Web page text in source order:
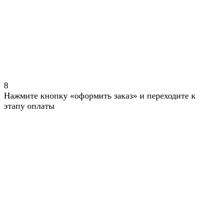
8
Нажмите кнопку «оформить заказ» и переходите к
этапу оплаты